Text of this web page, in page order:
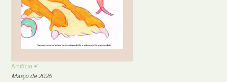
Artifício #1
Março de 2026